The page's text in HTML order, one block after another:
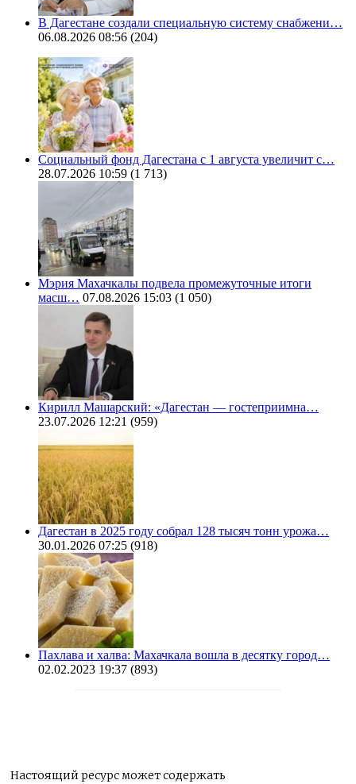
В Дагестане создали специальную систему снабжени…
06.08.2026 08:56 (204)
Социальный фонд Дагестана с 1 августа увеличит с…
28.07.2026 10:59 (1 713)
Мэрия Махачкалы подвела промежуточные итоги
масш… 07.08.2026 15:03 (1 050)
Кирилл Машарский: «Дагестан — гостеприимна…
23.07.2026 12:21 (959)
Дагестан в 2025 году собрал 128 тысяч тонн урожа…
30.01.2026 07:25 (918)
Пахлава и халва: Махачкала вошла в десятку город…
02.02.2023 19:37 (893)
Настоящий ресурс может содержать